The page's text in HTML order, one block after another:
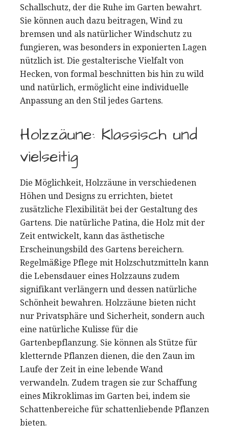
Schallschutz, der die Ruhe im Garten bewahrt.
Sie können auch dazu beitragen, Wind zu
bremsen und als natürlicher Windschutz zu
fungieren, was besonders in exponierten Lagen
nützlich ist. Die gestalterische Vielfalt von
Hecken, von formal beschnitten bis hin zu wild
und natürlich, ermöglicht eine individuelle
Anpassung an den Stil jedes Gartens.
Holzzäune: Klassisch und
vielseitig
Die Möglichkeit, Holzzäune in verschiedenen
Höhen und Designs zu errichten, bietet
zusätzliche Flexibilität bei der Gestaltung des
Gartens. Die natürliche Patina, die Holz mit der
Zeit entwickelt, kann das ästhetische
Erscheinungsbild des Gartens bereichern.
Regelmäßige Pflege mit Holzschutzmitteln kann
die Lebensdauer eines Holzzauns zudem
signifikant verlängern und dessen natürliche
Schönheit bewahren. Holzzäune bieten nicht
nur Privatsphäre und Sicherheit, sondern auch
eine natürliche Kulisse für die
Gartenbepflanzung. Sie können als Stütze für
kletternde Pflanzen dienen, die den Zaun im
Laufe der Zeit in eine lebende Wand
verwandeln. Zudem tragen sie zur Schaffung
eines Mikroklimas im Garten bei, indem sie
Schattenbereiche für schattenliebende Pflanzen
bieten.